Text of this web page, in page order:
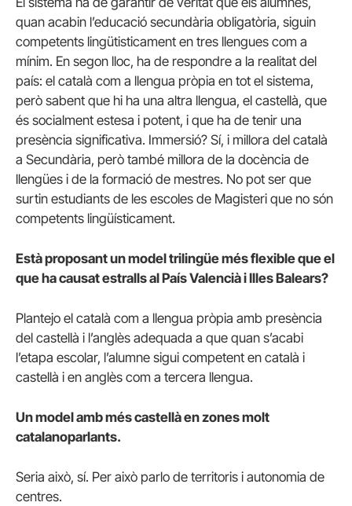
quan acabin l’educació secundària obligatòria, siguin
competents lingütisticament en tres llengues com a
mínim. En segon lloc, ha de respondre a la realitat del
país: el català com a llengua pròpia en tot el sistema,
però sabent que hi ha una altra llengua, el castellà, que
és socialment estesa i potent, i que ha de tenir una
presència significativa. Immersió? Sí, i millora del català
a Secundària, però també millora de la docència de
llengües i de la formació de mestres. No pot ser que
surtin estudiants de les escoles de Magisteri que no són
competents lingüísticament.
Està proposant un model trilingüe més flexible que el
que ha causat estralls al País Valencià i Illes Balears?
Plantejo el català com a llengua pròpia amb presència
del castellà i l’anglès adequada a que quan s’acabi
l’etapa escolar, l’alumne sigui competent en català i
castellà i en anglès com a tercera llengua.
Un model amb més castellà en zones molt
catalanoparlants.
Seria això, sí. Per això parlo de territoris i autonomia de
centres.